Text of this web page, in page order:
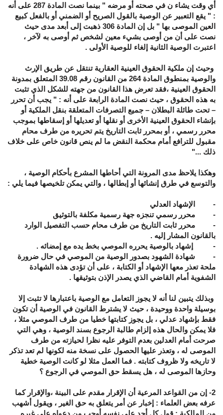
أي وقت يشاء ن في صحته أو مرضه " بينما نصت المادة 287 على أنه
: " يقع التعبير عن الوصية بالقول الصريح أو الضمني أو بالفعل كبيع
العين الموصى بها " بل إن المادة 306 ذهبت إلى أبعد مدى حيث
نصت على أن من أوصى بشيء معين لشخص ثم أوصى به لآخر ،
اعتبرت الوصية الثانية إلغاء للوصية الأولى .
وحيث إن ملكية الحقوق العينية العقارية تنتقل عن طريق الإرث
والوصية بمنطوق المادة 264 من القانون رقم 39.08 المتعلق بمدونة
الحقوق العينية ،فقد تعرض هذا القانون من جهته للشكل الذي تثبت
به هذه الحقوق ، حيث نصت المادة الرابعة على أنه : " يجب أن تحرر
– تحت طائلة البطلان – جميع التصرفات المتعلقة بنقل الملكية أو
بإنشاء الحقوق العينية الأخرى أو نقلها أو تعديلها أو إسقاطها بموجب
محرر رسمي ، أو بمحرر ثابت التاريخ يتم تحريره من طرف محام
مقبول للترافع أمام محكمة النقض ما لم ينص قانون خاص على خلاف
ذلك ..."
وهكذا يلاحظ مدى المرونة التي أحاطها المشرع بأحكام الوصية ،
والتوسع في طرق إنشائها أو إبطالها ، والتي يمكن تلخيصها فيما يلي :
- الإشهاد العدلي
- محرر رسمي تنجزه جهة رسمية مكلفة بالتوثيق
- محرر ثابت التاريخ من طرف محام حسب التفصيل الوارد
بالقانون المشار إليه .
- إشهاد بالوصية يحرره الموصي بخط يده مع إمضائه .
- شهادة الشهود بصدور الوصية من الموصي في حال ضرورة
ملحة تعذر معها الإشهاد أو الكتابة ، على أن تؤدى هذه الشهادة
الشفوية أمام القاضي الذي يصدر الإذن بتوثيقها .
وبذلك يتبين لنا أنه لا يجوز التعامل مع الوصية باعتبارها لا تثبت إلا
بوسيلة واحدة ووحيدة ، حيث ﻻ يشترط القانون في الوصية أن تكون
فقط بإشهاد عدلي ، بل يجوز كتابتها خطيا من طرف الموصي مثلا ،
فلا يمكن والحال هذه إلزام طالبة الرجوع بسند الوصية ، وهي التي
صرحت أمام العدلين بعدم التوفر عليه نظرا لحيازته من طرف
الموصى له ، وتعذر عليها الحصول على نسخة منه لكونها لم تعد تذكر
ﻻ تاريخه وﻻ ظروف كتابته . فما العمل مثلا لو كانت الوصية خطية
وحازها الموصى له ، هل يسقط حق الموصي في الرجوع ؟
2- إن من القواعد المرعية أن الإقرار مقدم على البينة ،والإقرار كما
عرفه بعض العلماء : إخبار عن أمر يتعلق به حق الغير ، ويقول أشهب
من المالكية : قول كل أحد على نفسه أوجب من دعواه على غيره